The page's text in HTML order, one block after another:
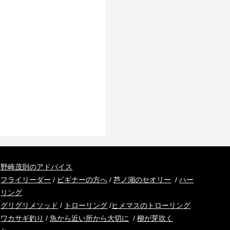
野崎茂則のアドバイス
フライリーダー / ビギナーの方へ /芦ノ湖のセオリー /ハー
リング
グリグリメソッド / トローリング /ヒメマスのトローリング
ワカサギ釣り /魚から近い所から大切に /柳が芽吹く